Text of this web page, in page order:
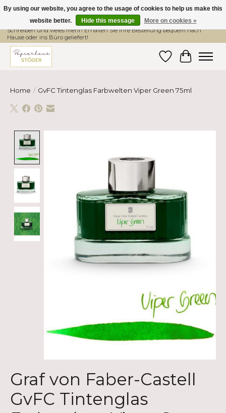
Hier finden Sie hochwertige Produkte im Bereich Schule, Büro, Papier,
Schreiben und vieles mehr! Erhalten Sie Ihre Bestellung bequem nach
Hause oder ins Büro geliefert!
WishlistCart
Home / GvFC Tintenglas Farbwelten Viper Green 75ml
Graf von Faber-Castell
GvFC Tintenglas
By using our website, you agree to the usage of cookies to help us make this
website better.
Hide this message More on cookies »